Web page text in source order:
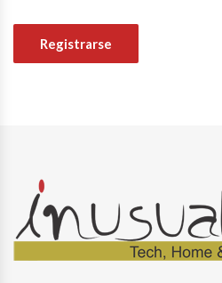
Registrarse